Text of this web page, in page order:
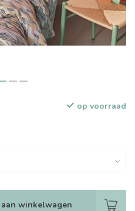
op voorraad
winkelwagen